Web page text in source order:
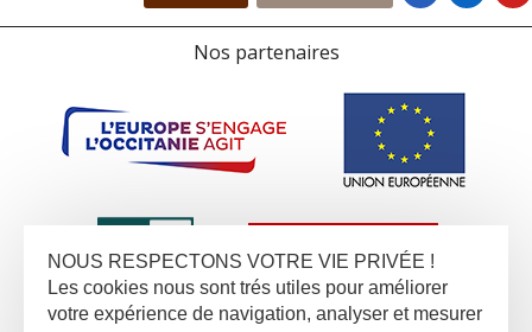
Nos partenaires
NOUS RESPECTONS VOTRE VIE PRIVÉE !
Les cookies nous sont trés utiles pour améliorer
votre expérience de navigation, analyser et mesurer